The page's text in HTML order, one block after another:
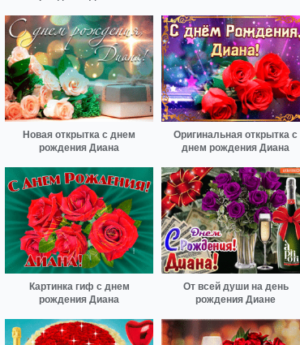
Новая открытка с днем
рождения Диана
Оригинальная открытка с
днем рождения Диана
Картинка гиф с днем
рождения Диана
От всей души на день
рождения Диане